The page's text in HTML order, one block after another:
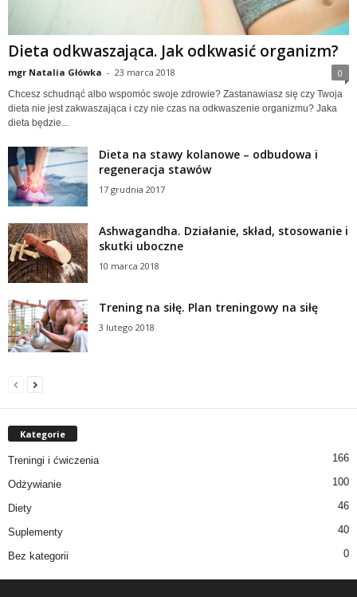
Dieta odkwaszająca. Jak odkwasić organizm?
mgr Natalia Główka - 23 marca 2018 0
Chcesz schudnąć albo wspomóc swoje zdrowie? Zastanawiasz się czy Twoja
dieta nie jest zakwaszająca i czy nie czas na odkwaszenie organizmu? Jaka
dieta będzie...
Dieta na stawy kolanowe – odbudowa i
regeneracja stawów
17 grudnia 2017
Ashwagandha. Działanie, skład, stosowanie i
skutki uboczne
10 marca 2018
Trening na siłę. Plan treningowy na siłę
3 lutego 2018
Kategorie
Treningi i ćwiczenia 166
Odżywianie 100
Diety 46
Suplementy 40
Bez kategorii 0